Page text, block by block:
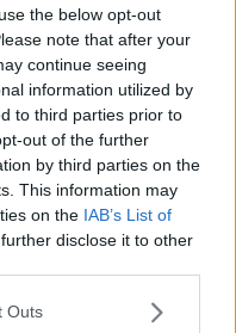
the below opt-out
note that after your
continue seeing
information utilized by
to third parties prior to
out of the further
by third parties on the
This information may
on the IAB’s List of
disclose it to other
one or more Google
Outs
Nio också att
i Sverige, kallat Nio
delarna av Stockholm,
avköpesmodeller
Alla kunder som
tillverkaren att ha fri
anläggningen.